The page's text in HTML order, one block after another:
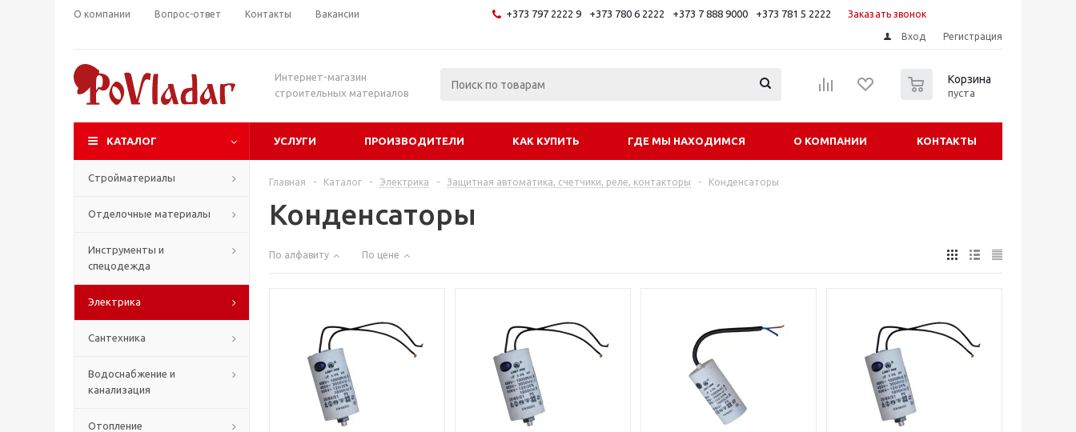
О компании Вопрос-ответ Контакты Вакансии +373 797 2222 9 +373 780 6 2222 +373 7 888 9000 +373 781 5 2222 Заказать звонок
Вход Регистрация
Интернет-магазин
строительных материалов
Корзина
пуста
КАТАЛОГ УСЛУГИ ПРОИЗВОДИТЕЛИ КАК КУПИТЬ ГДЕ МЫ НАХОДИМСЯ О КОМПАНИИ КОНТАКТЫ
Стройматериалы
Отделочные материалы
Инструменты и
спецодежда
Электрика
Сантехника
Водоснабжение и
канализация
Отопление
Главная - Каталог - Электрика - Защитная автоматика, счетчики, реле, контакторы - Конденсаторы
Конденсаторы
По алфавиту По цене